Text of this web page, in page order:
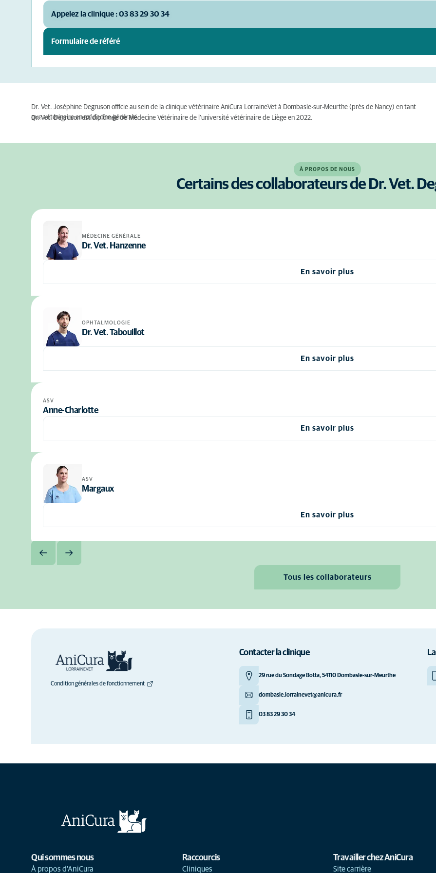
Appelez la clinique : 03 83 29 30 34
Formulaire de référé
Dr. Vet. Joséphine Degruson officie au sein de la clinique vétérinaire AniCura LorraineVet à Dombasle-sur-Meurthe (près de Nancy) en tant
que vétérinaire en médecine générale.
Dr. Vet. Degruson est diplômée de Médecine Vétérinaire de l'université vétérinaire de Liège en 2022.
À PROPOS DE NOUS
Certains des collaborateurs de Dr. Vet.
MÉDECINE GÉNÉRALE
Dr. Vet. Hanzenne
En savoir plus
OPHTALMOLOGIE
Dr. Vet. Tabouillot
En savoir plus
ASV
Anne-Charlotte
En savoir plus
ASV
Margaux
En savoir plus
Tous les collaborateurs
Condition générales de fonctionnement
Contacter la clinique
29 rue du Sondage Botta, 54110 Dombasle-sur-Meurthe
dombasle.lorrainevet@anicura.fr
03 83 29 30 34
Qui sommes nous
À propos d'AniCura
Raccourcis
Cliniques
Travailler chez AniCura
Site carrière